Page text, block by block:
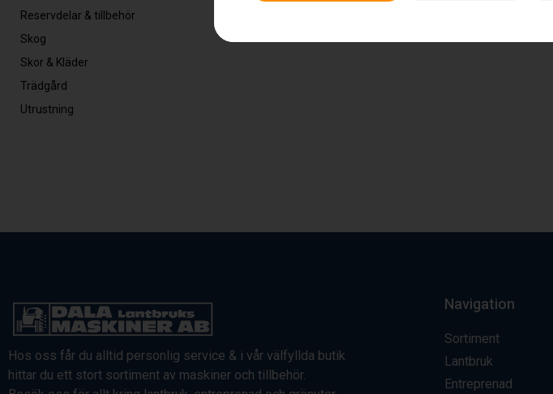
Reservdelar & tillbehör
Skog
Skor & Kläder
Trädgård
Utrustning
Hos oss får du alltid personlig service & i vår välfyllda butik
hittar du ett stort sortiment av maskiner och tillbehör.
Navigation
Sortiment
Lantbruk
Entreprenad